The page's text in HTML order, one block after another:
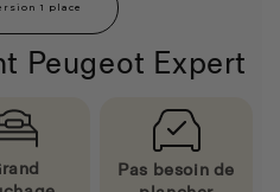
1 place
Peugeot Expert
Pas besoin de